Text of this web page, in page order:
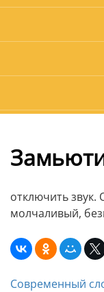
отключить звук.
молчаливый,
Современный